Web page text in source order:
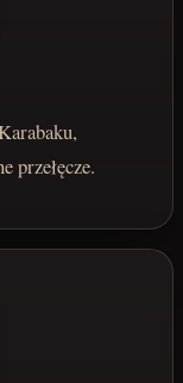
przełęcze.